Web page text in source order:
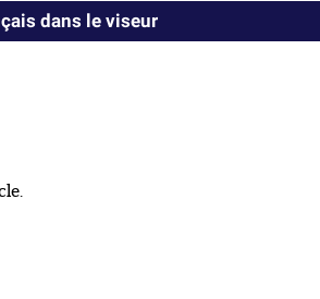
dans le viseur